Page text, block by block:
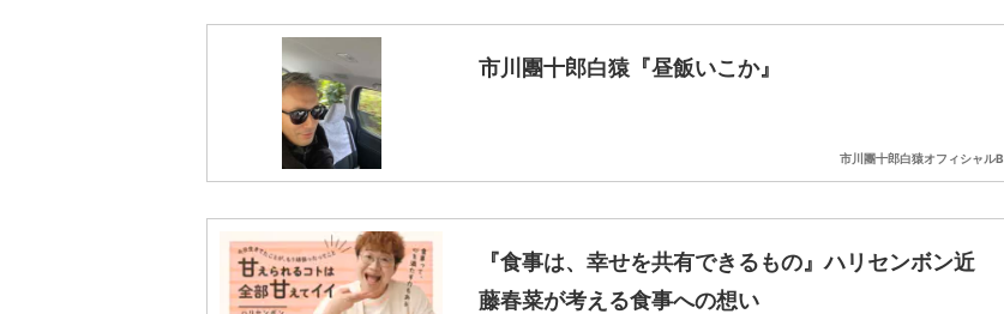
市川團十郎白猿『昼飯いこか』
市川團十郎白猿オフィシャルB
『食事は、幸せを共有できるもの』ハリセンボン近
藤春菜が考える食事への想い